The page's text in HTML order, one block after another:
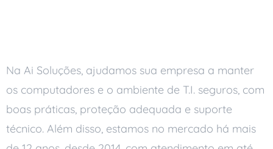
Na Ai Soluções, ajudamos sua empresa a manter
os computadores e o ambiente de T.I. seguros, com
boas práticas, proteção adequada e suporte
técnico. Além disso, estamos no mercado há mais